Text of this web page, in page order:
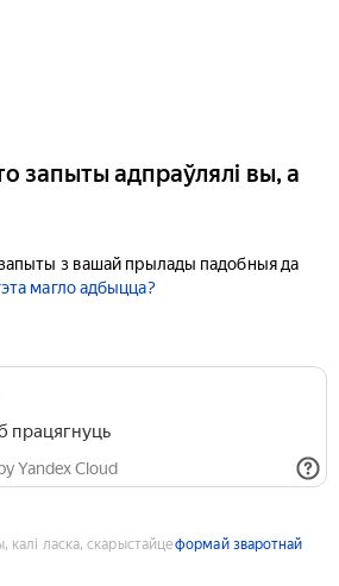
запыты адпраўлялі вы, а
з вашай прылады падобныя да
магло адбыцца?
працягнуць
Yandex Cloud
калі ласка, скарыстайцеформай зваротнай